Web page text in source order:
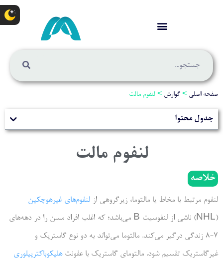
صفحه اصلی > گوارش > لنفوم مالت
جدول محتوا
لنفوم مالت
خلاصه
لنفوم مرتبط با مخاط یا مالتوما، زیرگروهی از لنفوم‌های غیرهوچکین
(NHL) ناشی از لنفوسیت B می‌باشد؛ که اغلب افراد مسن را در دهه‌های
7-8 زندگی درگیر می‌کند. مالتوما می‌تواند به دو نوع گاستریک و
غیرگاستریک تقسیم شود. مالتومای گاستریک با عفونتهلیکوباکترپیلوری